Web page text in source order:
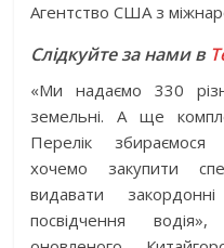
Агентство США з
Слідкуйте за нами в
«Ми надаємо 330
земельні. А ще
Перелік
хочемо закупити
видавати
посвідчення